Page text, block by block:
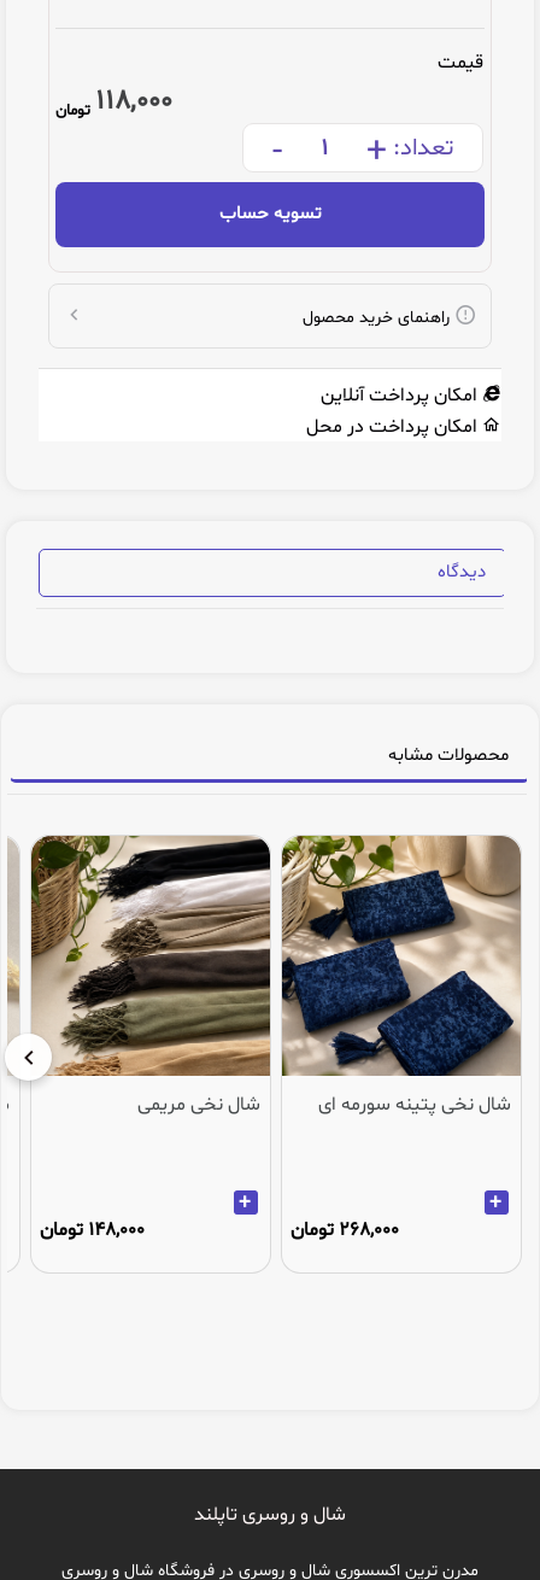
قیمت
118,000 تومان
تعداد: +
-
تسویه حساب
راهنمای خرید محصول
امکان پرداخت آنلاین
امکان پرداخت در محل
دیدگاه
محصولات مشابه
شال نخی پتینه سورمه ای
+
268,000 تومان
شال نخی مریمی
+
148,000 تومان
شال و روسری تاپلند
مدرن ترین اکسسوری شال و روسری در فروشگاه شال و روسری